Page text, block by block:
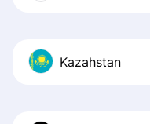
Kazahstan